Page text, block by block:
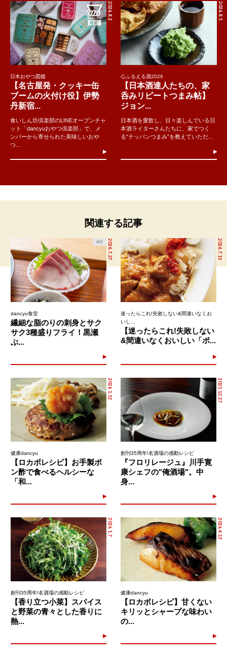
2026.8.2
日本おやつ図鑑
【名古屋発・クッキー缶
ブームの火付け役】伊勢
丹新宿...
食いしん坊倶楽部のLINEオープンチャ
ット「dancyuおやつ倶楽部」で、メ
ンバーから寄せられた美味しいおや
つ...
2026.8.5
心ふるえる酒2026
【日本酒達人たちの、家
呑みリピートつまみ帖】
ジョン...
日本酒を愛飲し、日々楽しんでいる日
本酒ライターさんたちに、家でつく
る“テッパンつまみ”を教えていただ...
関連する記事
2026.7.27
AD
dancyu食堂
繊細な脂のりの刺身とサク
サク3種盛りフライ！黒瀬
ぶ...
2026.7.15
迷ったらこれ!失敗しない&間違いなくお
いし...
【迷ったらこれ!失敗しない
&間違いなくおいしい「ポ...
2026.1.12
健康dancyu
【ロカボレシピ】お手製ポ
ン酢で食べるヘルシーな
「和...
2025.12.27
創刊35周年!名酒場の感動レシピ
『フロリレージュ』川手寛
康シェフの"俺酒場"。中
身...
2026.1.7
創刊35周年!名酒場の感動レシピ
【香り立つ小菜】スパイス
と野菜の青々とした香りに
熱...
2026.4.13
健康dancyu
【ロカボレシピ】甘くない
キリッとシャープな味わい
の...